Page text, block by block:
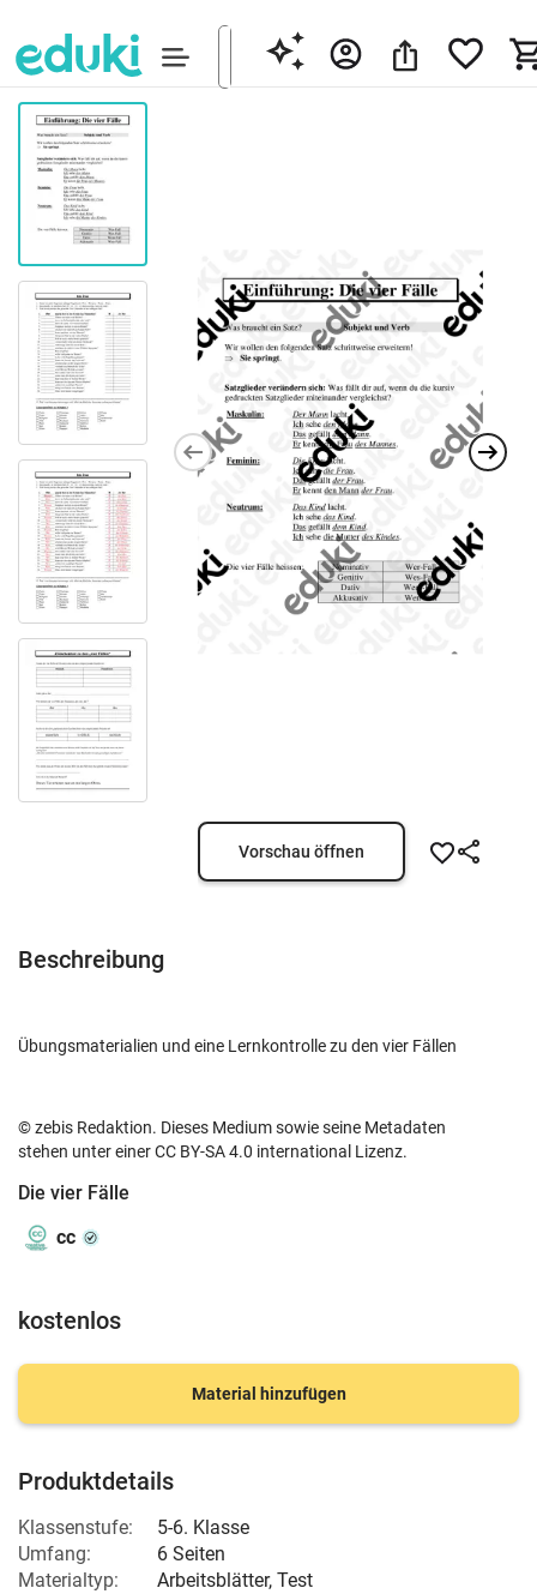
Vorschau öffnen
Beschreibung
Übungsmaterialien und eine Lernkontrolle zu den vier Fällen
© zebis Redaktion. Dieses Medium sowie seine Metadaten
stehen unter einer CC BY-SA 4.0 international Lizenz.
Die vier Fälle
cc
kostenlos
Material hinzufügen
Produktdetails
Klassenstufe:
5-6. Klasse
Umfang:
6 Seiten
Materialtyp:
Arbeitsblätter, Test